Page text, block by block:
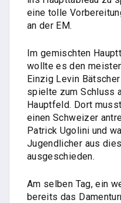
eine tolle
an der EM.
Im gemischten
wollte es den
Einzig Levin
spielte zum Schluss
Hauptfeld. Dort
einen Schweizer
Patrick Ugolini und
Jugendlicher aus
ausgeschieden.
Am selben Tag, ein
bereits das